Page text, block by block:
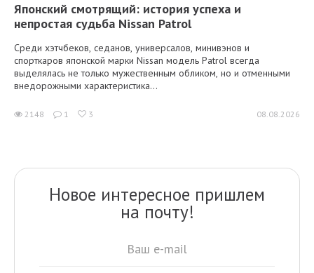
Японский смотрящий: история успеха и
непростая судьба Nissan Patrol
Среди хэтчбеков, седанов, универсалов, минивэнов и
спорткаров японской марки Nissan модель Patrol всегда
выделялась не только мужественным обликом, но и отменными
внедорожными характеристика...
2148 1 3 08.08.2026
Новое интересное пришлем
на почту!